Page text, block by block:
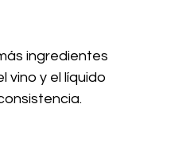
ingredientes
vino y el líquido